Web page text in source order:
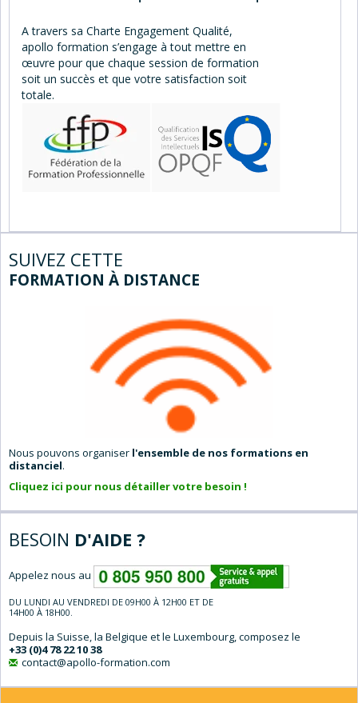
A travers sa Charte Engagement Qualité,
apollo formation s’engage à tout mettre en
œuvre pour que chaque session de formation
soit un succès et que votre satisfaction soit
totale.
SUIVEZ CETTE
FORMATION À DISTANCE
Nous pouvons organiser l'ensemble de nos formations en
distanciel.
Cliquez ici pour nous détailler votre besoin !
BESOIN D'AIDE ?
Appelez nous au
DU LUNDI AU VENDREDI DE 09H00 À 12H00 ET DE
14H00 À 18H00.
Depuis la Suisse, la Belgique et le Luxembourg, composez le
+33 (0)4 78 22 10 38
contact@apollo-formation.com